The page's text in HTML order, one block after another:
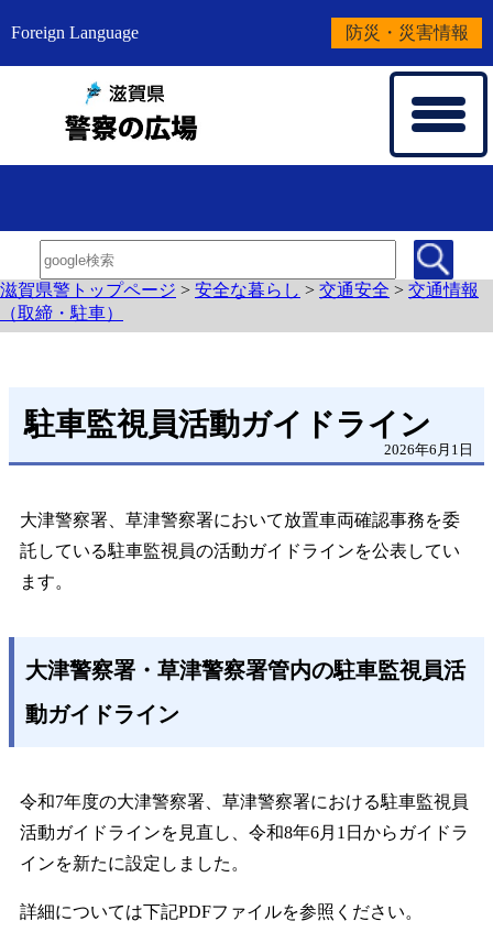
Foreign Language 防災・災害情報
滋賀県警トップページ > 安全な暮らし > 交通安全 > 交通情報
（取締・駐車）
駐車監視員活動ガイドライン
2026年6月1日
大津警察署、草津警察署において放置車両確認事務を委
託している駐車監視員の活動ガイドラインを公表してい
ます。
大津警察署・草津警察署管内の駐車監視員活
動ガイドライン
令和7年度の大津警察署、草津警察署における駐車監視員
活動ガイドラインを見直し、令和8年6月1日からガイドラ
インを新たに設定しました。
詳細については下記PDFファイルを参照ください。